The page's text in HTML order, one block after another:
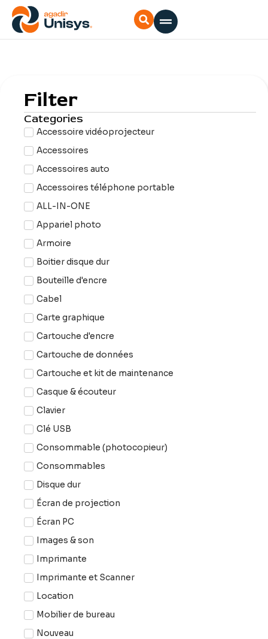
Aller
contenu
Filter
Categories
Accessoire vidéoprojecteur
Accessoires
Accessoires auto
Accessoires téléphone portable
ALL-IN-ONE
Appariel photo
Armoire
Boitier disque dur
Bouteille d'encre
Cabel
Carte graphique
Cartouche d'encre
Cartouche de données
Cartouche et kit de maintenance
Casque & écouteur
Clavier
Clé USB
Consommable (photocopieur)
Consommables
Disque dur
Écran de projection
Écran PC
Images & son
Imprimante
Imprimante et Scanner
Location
Mobilier de bureau
Nouveau